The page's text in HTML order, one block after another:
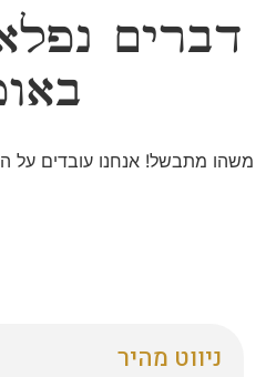
דברים
משהו מתבשל! אנחנו עובדים על
ניווט מהיר